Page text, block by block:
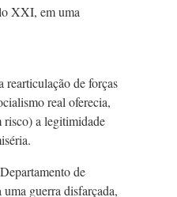
XXI, em uma
rearticulação de forças
real oferecia,
risco) a legitimidade
de
guerra disfarçada,